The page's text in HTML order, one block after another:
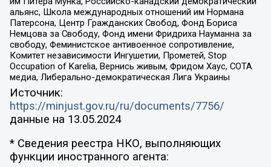
альянс, Школа международных отношений им Нормана
Патерсона, Центр Гражданских Свобод, Фонд Бориса
Немцова за Свободу, Фонд имени Фридриха Науманна за
свободу, Феминистское антивоенное сопротивление,
Комитет независимости Ингушетии, Прометей, Stop
Occupation of Karelia, Вернись живым, Фридом Хаус, СОТА
медиа, Либерально-демократическая Лига Украины
Источник:
https://minjust.gov.ru/ru/documents/7756/
данные на 13.05.2024
* Сведения реестра НКО, выполняющих
функции иностранного агента: